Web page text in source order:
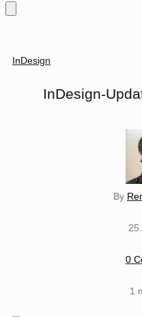
InDesign
InDesign-
By
0
1